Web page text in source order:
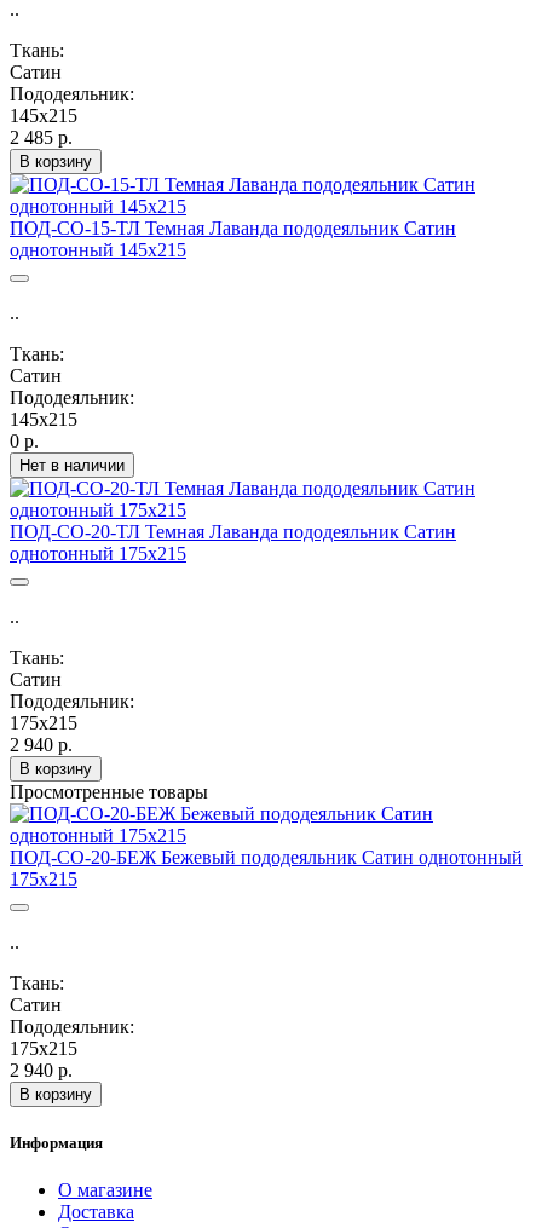
..
Ткань:
Сатин
Пододеяльник:
145х215
2 485 р.
В корзину
ПОД-СО-15-ТЛ Темная Лаванда пододеяльник Сатин
однотонный 145х215
..
Ткань:
Сатин
Пододеяльник:
145х215
0 р.
Нет в наличии
ПОД-СО-20-ТЛ Темная Лаванда пододеяльник Сатин
однотонный 175х215
..
Ткань:
Сатин
Пододеяльник:
175х215
2 940 р.
В корзину
Просмотренные товары
ПОД-СО-20-БЕЖ Бежевый пододеяльник Сатин однотонный
175х215
..
Ткань:
Сатин
Пододеяльник:
175х215
2 940 р.
В корзину
Информация
О магазине
Доставка